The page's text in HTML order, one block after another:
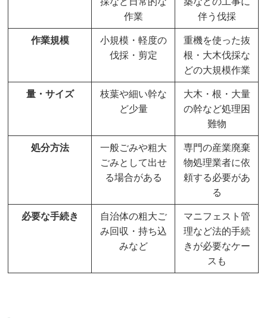
作業
伴う伐採
作業規模
小規模・軽度の
伐採・剪定
重機を使った抜
根・大木伐採な
どの大規模作業
量・サイズ
枝葉や細い幹な
ど少量
大木・根・大量
の幹など処理困
難物
処分方法
一般ごみや粗大
ごみとして出せ
る場合がある
専門の産業廃棄
物処理業者に依
頼する必要があ
る
必要な手続き
自治体の粗大ご
み回収・持ち込
みなど
マニフェスト管
理など法的手続
きが必要なケー
スも